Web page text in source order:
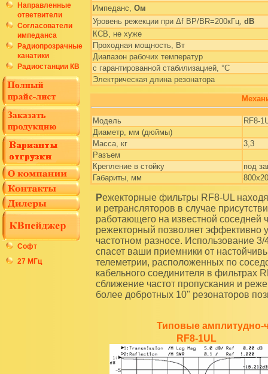
Направленные
ответвители
Согласователи
импеданса
Радиопрозрачные
канатики
Радиостанции КВ
Софт
27 МГц
Импеданс, Ом
Уровень режекции при Δf BP/BR=200кГц, dB
КСВ, не хуже
Проходная мощность, Вт
Диапазон рабочих температур
с гарантированной стабилизацией, °С
Электрическая длина резонатора
Модель
RF8-
Диаметр, мм (дюймы)
Масса, кг
3,3
Разъем
Крепление в стойку
под
Габариты, мм
Режекторные фильтры RF8-UL находят свое применение в цепи приемников радиостанций
и ретрансляторов в случае
работающего на известной соседней
режекторный позволяет эффективно
частотном разносе. Использование
спасет ваши приемники от
телеметрии, расположенных по
кабельного соединителя в фильтрах
сближение частот пропускания и
более добротных 10" резонаторов
Типовые амплитудно-
RF8-1UL